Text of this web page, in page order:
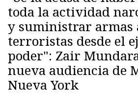
toda la actividad
y suministrar armas
terroristas desde el
poder": Zair
nueva audiencia de
Nueva York